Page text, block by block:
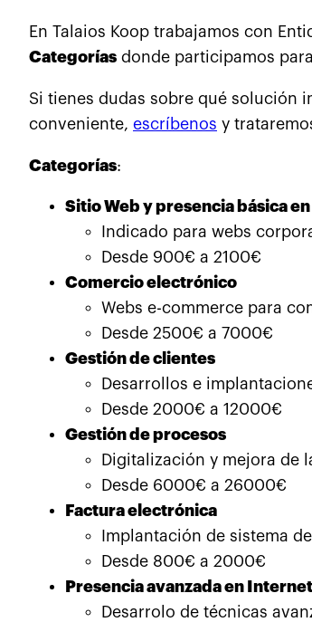
En Talaios Koop trabajamos con
Categorías donde participamos
Si tienes dudas sobre qué solución
conveniente, escríbenos y
Categorías:
Sitio Web y presencia básica
Indicado para webs
Desde 900€ a 2100€
Comercio electrónico
Webs e-commerce para
Desde 2500€ a 7000€
Gestión de clientes
Desarrollos e
Desde 2000€ a 12000€
Gestión de procesos
Digitalización y mejora de
Desde 6000€ a 26000€
Factura electrónica
Implantación de sistema
Desde 800€ a 2000€
Presencia avanzada en Internet
Desarrolo de técnicas